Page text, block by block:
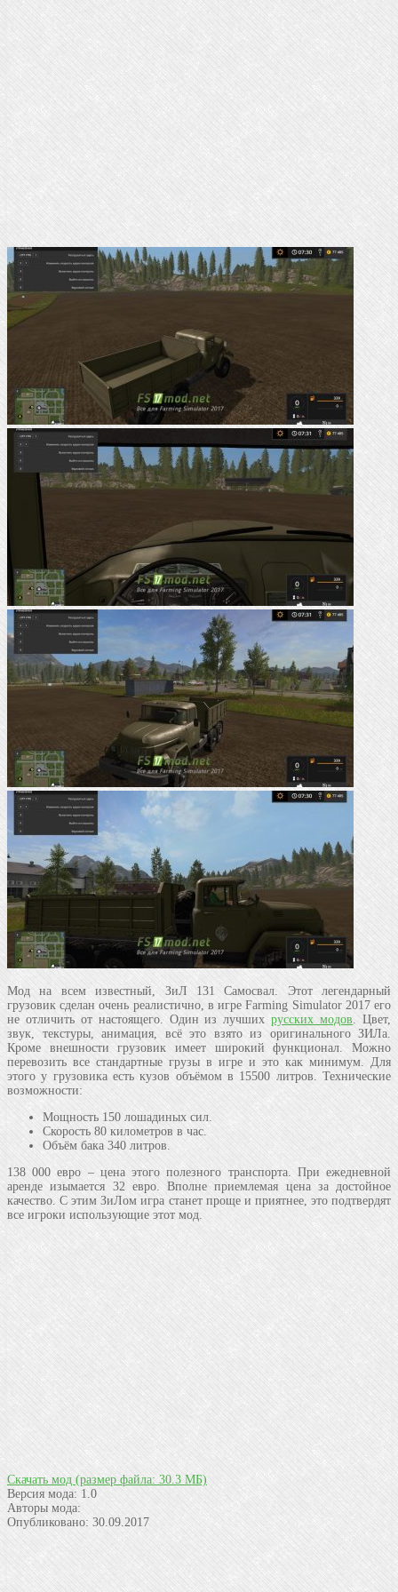
Мод на всем известный, ЗиЛ 131 Самосвал. Этот легендарный
грузовик сделан очень реалистично, в игре Farming Simulator 2017 его
не отличить от настоящего. Один из лучшихрусских модов . Цвет,
звук, текстуры, анимация, всё это взято из оригинального ЗИЛа.
Кроме внешности грузовик имеет широкий функционал. Можно
перевозить все стандартные грузы в игре и это как минимум. Для
этого у грузовика есть кузов объёмом в 15500 литров. Технические
возможности:
Мощность 150 лошадиных сил.
Скорость 80 километров в час.
Объём бака 340 литров.
138 000 евро – цена этого полезного транспорта. При ежедневной
аренде изымается 32 евро. Вполне приемлемая цена за достойное
качество. С этим ЗиЛом игра станет проще и приятнее, это подтвердят
все игроки использующие этот мод.
Скачать мод(размер файла: 30.3 МБ)
Версия мода:1.0
Авторы мода:
Опубликовано: 30.09.2017